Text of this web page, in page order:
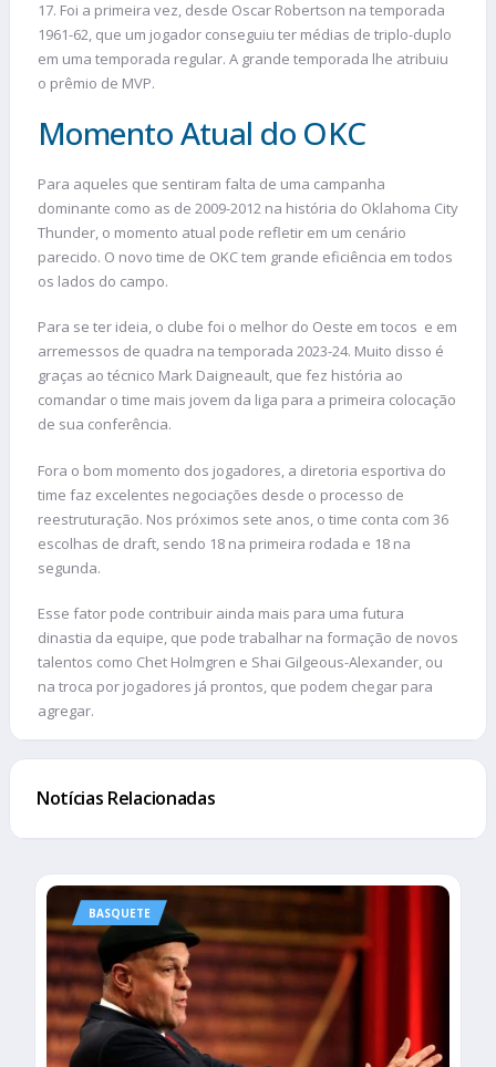
17. Foi a primeira vez, desde Oscar Robertson na temporada
1961-62, que um jogador conseguiu ter médias de triplo-duplo
em uma temporada regular. A grande temporada lhe atribuiu
o prêmio de MVP.
Momento Atual do OKC
Para aqueles que sentiram falta de uma campanha
dominante como as de 2009-2012 na história do Oklahoma City
Thunder, o momento atual pode refletir em um cenário
parecido. O novo time de OKC tem grande eficiência em todos
os lados do campo.
Para se ter ideia, o clube foi o melhor do Oeste em tocos e em
arremessos de quadra na temporada 2023-24. Muito disso é
graças ao técnico Mark Daigneault, que fez história ao
comandar o time mais jovem da liga para a primeira colocação
de sua conferência.
Fora o bom momento dos jogadores, a diretoria esportiva do
time faz excelentes negociações desde o processo de
reestruturação. Nos próximos sete anos, o time conta com 36
escolhas de draft, sendo 18 na primeira rodada e 18 na
segunda.
Esse fator pode contribuir ainda mais para uma futura
dinastia da equipe, que pode trabalhar na formação de novos
talentos como Chet Holmgren e Shai Gilgeous-Alexander, ou
na troca por jogadores já prontos, que podem chegar para
agregar.
Notícias Relacionadas
BASQUETE